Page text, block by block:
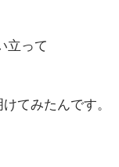
立って
てみたんです。